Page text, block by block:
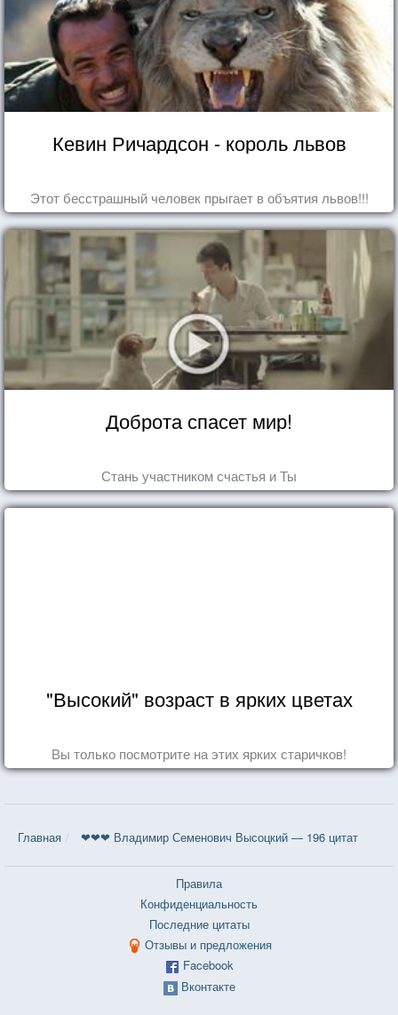
Кевин Ричардсон - король львов
Этот бесстрашный человек прыгает в объятия львов!!!
Доброта спасет мир!
Стань участником счастья и Ты
"Высокий" возраст в ярких цветах
Вы только посмотрите на этих ярких старичков!
Главная ❤❤❤ Владимир Семенович Высоцкий — 196 цитат
Правила
Конфиденциальность
Последние цитаты
Отзывы и предложения
Facebook
Вконтакте